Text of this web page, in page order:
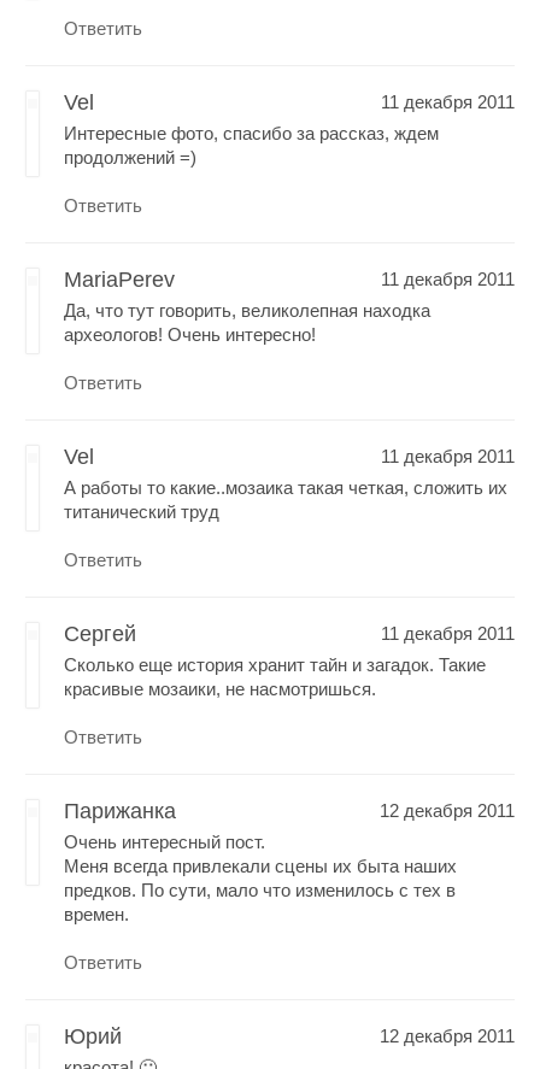
Ответить
Vel
11 декабря 2011
Интересные фото, спасибо за рассказ, ждем
продолжений =)
Ответить
MariaPerev
11 декабря 2011
Да, что тут говорить, великолепная находка
археологов! Очень интересно!
Ответить
Vel
11 декабря 2011
А работы то какие..мозаика такая четкая, сложить их
титанический труд
Ответить
Сергей
11 декабря 2011
Сколько еще история хранит тайн и загадок. Такие
красивые мозаики, не насмотришься.
Ответить
Парижанка
12 декабря 2011
Очень интересный пост.
Меня всегда привлекали сцены их быта наших
предков. По сути, мало что изменилось с тех в
времен.
Ответить
Юрий
12 декабря 2011